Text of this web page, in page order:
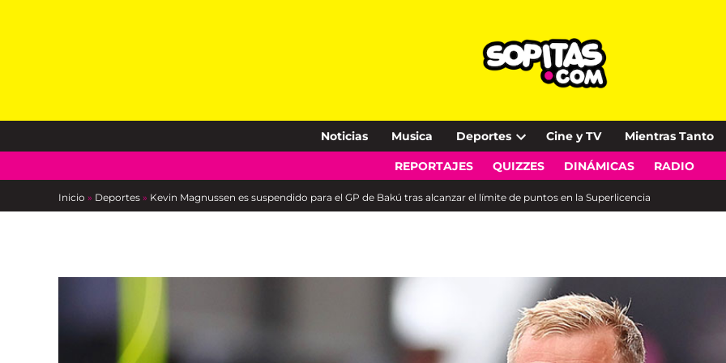
Noticias Musica Deportes
Open
dropdown
Cine y TV Mientras Tanto
REPORTAJES QUIZZES DINÁMICAS RADIO
Inicio » Deportes » Kevin Magnussen es suspendido para el GP de Bakú tras alcanzar el límite de puntos en la Superlicencia